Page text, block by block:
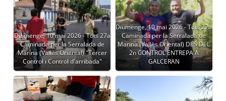
Diumenge, 10 mai 2026 - Tots 27a
Caminada per la Serralada de
Marina (Vallès Oriental) "Tercer
Control i Control d'arribada"
Diumenge, 10 mai 2026 - Tots 27a
Caminada per la Serralada de
Marina (Vallès Oriental) DES DEL
2n CONTROL ENTREPA A
GALCERAN